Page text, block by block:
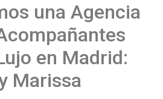
una Agencia
en Madrid:
Marissa